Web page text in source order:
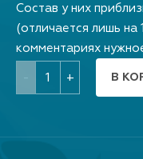
Состав у них
(отличается лишь на
комментариях
+ В